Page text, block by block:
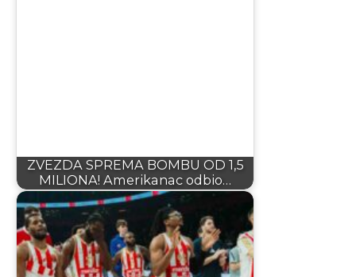
ZVEZDA SPREMA BOMBU OD 1,5
MILIONA! Amerikanac odbio…